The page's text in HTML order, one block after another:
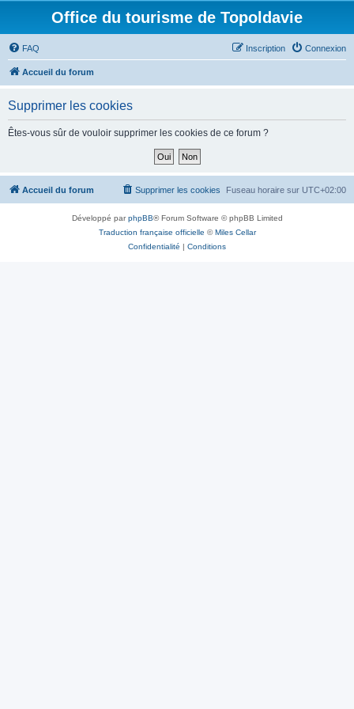
Office du tourisme de Topoldavie
FAQ Connexion
Inscription
Accueil du forum
Supprimer les cookies
Êtes-vous sûr de vouloir supprimer les cookies de ce forum ?
Accueil du forum Fuseau horaire sur UTC+02:00
Supprimer les cookies
Développé parphpBB® Forum Software © phpBB Limited
Traduction française officielle ©Miles Cellar
Confidentialité | Conditions